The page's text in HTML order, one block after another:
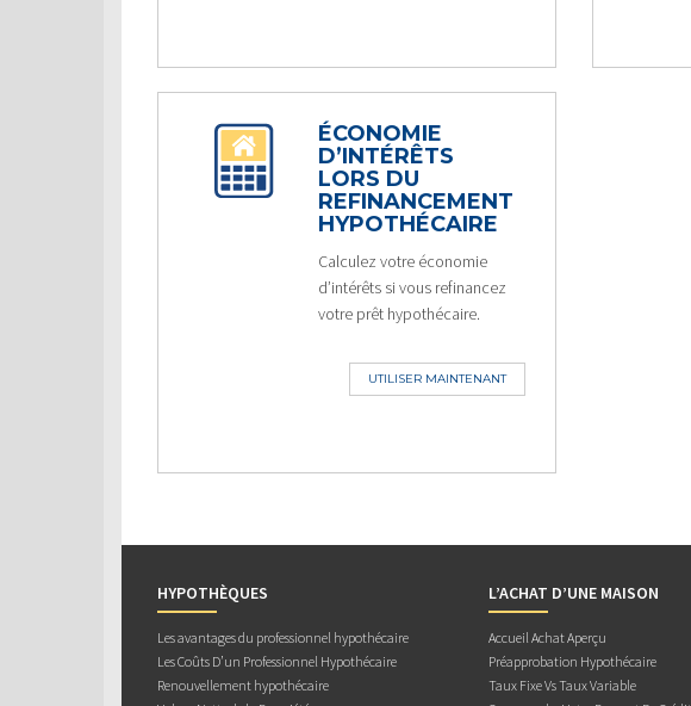
ÉCONOMIE
D’INTÉRÊTS
LORS DU
REFINANCEMENT
HYPOTHÉCAIRE
Calculez votre économie
d’intérêts si vous refinancez
votre prêt hypothécaire.
UTILISER MAINTENANT
HYPOTHÈQUES
Les avantages du professionnel hypothécaire
Les Coûts D’un Professionnel Hypothécaire
Renouvellement hypothécaire
L’ACHAT D’UNE MAISON
Accueil Achat Aperçu
Préapprobation Hypothécaire
Taux Fixe Vs Taux Variable